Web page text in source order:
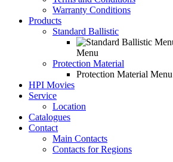
Warranty Conditions
Products
Standard Ballistic
Menu
Protection Material
Protection Material Menu
HPI Movies
Service
Location
Catalogues
Contact
Main Contacts
Contacts for Regions